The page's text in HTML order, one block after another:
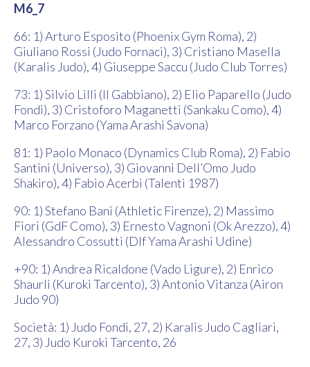
M6_7
66: 1) Arturo Esposito (Phoenix Gym Roma), 2)
Giuliano Rossi (Judo Fornaci), 3) Cristiano Masella
(Karalis Judo), 4) Giuseppe Saccu (Judo Club Torres)
73: 1) Silvio Lilli (Il Gabbiano), 2) Elio Paparello (Judo
Fondi), 3) Cristoforo Maganetti (Sankaku Como), 4)
Marco Forzano (Yama Arashi Savona)
81: 1) Paolo Monaco (Dynamics Club Roma), 2) Fabio
Santini (Universo), 3) Giovanni Dell’Omo Judo
Shakiro), 4) Fabio Acerbi (Talenti 1987)
90: 1) Stefano Bani (Athletic Firenze), 2) Massimo
Fiori (GdF Como), 3) Ernesto Vagnoni (Ok Arezzo), 4)
Alessandro Cossutti (Dlf Yama Arashi Udine)
+90: 1) Andrea Ricaldone (Vado Ligure), 2) Enrico
Shaurli (Kuroki Tarcento), 3) Antonio Vitanza (Airon
Judo 90)
Società: 1) Judo Fondi, 27, 2) Karalis Judo Cagliari,
27, 3) Judo Kuroki Tarcento, 26